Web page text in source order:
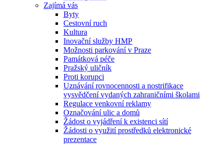
Zajímá vás
Byty
Cestovní ruch
Kultura
Inovační služby HMP
Možnosti parkování v Praze
Památková péče
Pražský uličník
Proti korupci
Uznávání rovnocennosti a nostrifikace
vysvědčení vydaných zahraničními školami
Regulace venkovní reklamy
Označování ulic a domů
Žádost o vyjádření k existenci sítí
Žádosti o využití prostředků elektronické
prezentace